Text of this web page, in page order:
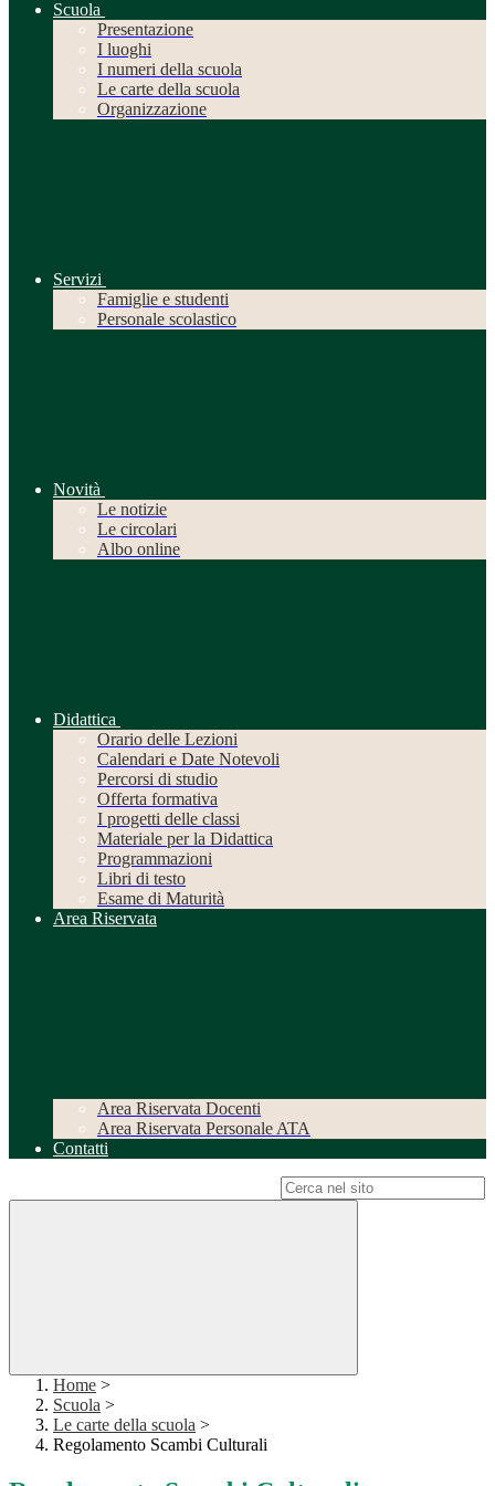
Scuola
Presentazione
I luoghi
I numeri della scuola
Le carte della scuola
Organizzazione
Servizi
Famiglie e studenti
Personale scolastico
Novità
Le notizie
Le circolari
Albo online
Didattica
Orario delle Lezioni
Calendari e Date Notevoli
Percorsi di studio
Offerta formativa
I progetti delle classi
Materiale per la Didattica
Programmazioni
Libri di testo
Esame di Maturità
Area Riservata
Area Riservata Docenti
Area Riservata Personale ATA
Contatti
Home >
Scuola >
Le carte della scuola >
Regolamento Scambi Culturali